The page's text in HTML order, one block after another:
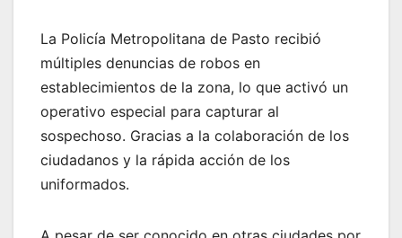
La Policía Metropolitana de Pasto recibió
múltiples denuncias de robos en
establecimientos de la zona, lo que activó un
operativo especial para capturar al
sospechoso. Gracias a la colaboración de los
ciudadanos y la rápida acción de los
uniformados.